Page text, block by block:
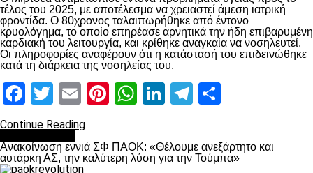
τέλος του 2025, με αποτέλεσμα να χρειαστεί άμεση ιατρική
φροντίδα. Ο 80χρονος ταλαιπωρήθηκε από έντονο
κρυολόγημα, το οποίο επηρέασε αρνητικά την ήδη επιβαρυμένη
καρδιακή του λειτουργία, και κρίθηκε αναγκαία να νοσηλευτεί.
Οι πληροφορίες αναφέρουν ότι η κατάστασή του επιδεινώθηκε
κατά τη διάρκεια της νοσηλείας του.
Facebook
Twitter
EmailPinterest
WhatsApp
LinkedIn
Telegram
Continue Reading
Ανακοίνωση εννιά ΣΦ ΠΑΟΚ: «Θέλουμε ανεξάρτητο και
αυτάρκη ΑΣ, την καλύτερη λύση για την Τούμπα»